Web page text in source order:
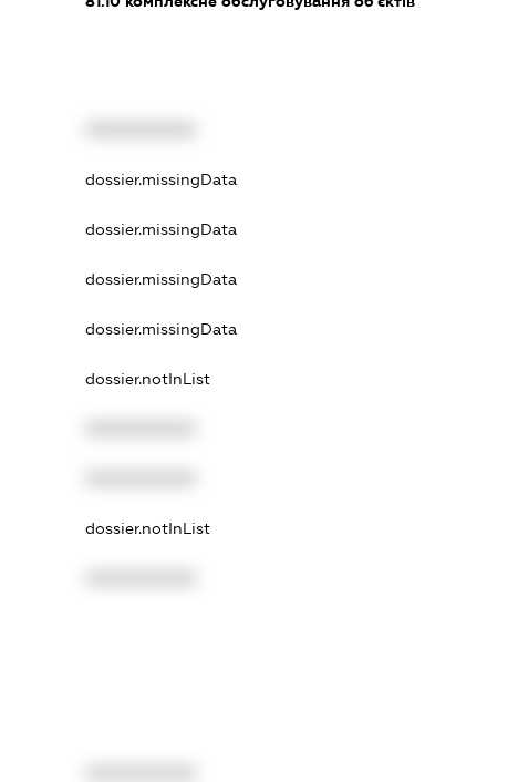
dossier.missingData
dossier.missingData
dossier.missingData
dossier.missingData
dossier.notInList
dossier.notInList